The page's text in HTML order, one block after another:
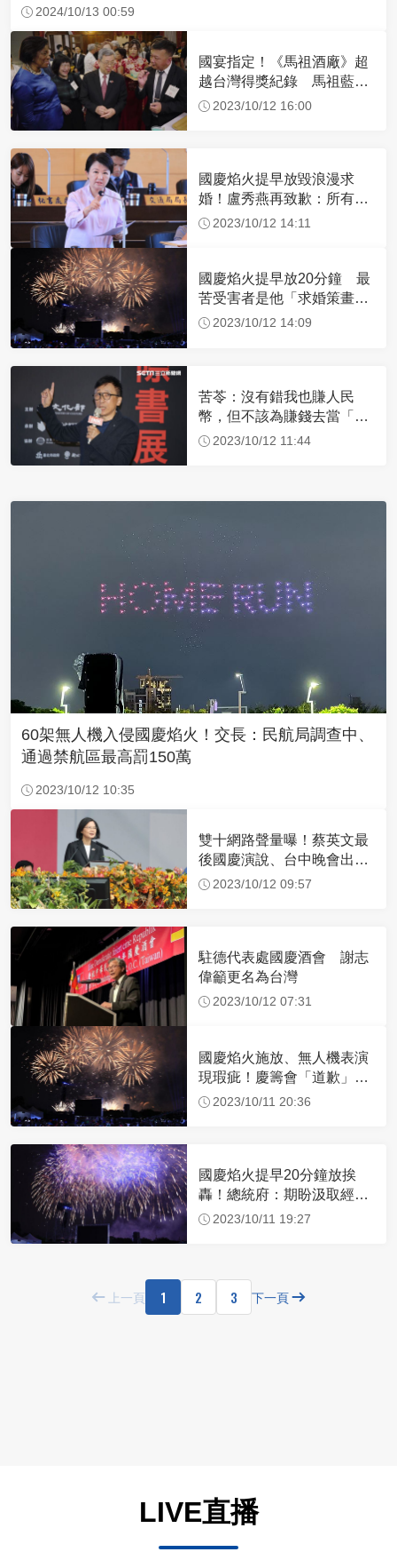
2024/10/13 00:59
國宴指定！《馬祖酒廠》超
越台灣得獎紀錄 馬祖藍眼
淚化身調酒擄獲外賓
2023/10/12 16:00
國慶焰火提早放毀浪漫求
婚！盧秀燕再致歉：所有的
錯台中市府概括承受
2023/10/12 14:11
國慶焰火提早放20分鐘 最
苦受害者是他「求婚策畫半
年全泡湯了」
2023/10/12 14:09
苦苓：沒有錯我也賺人民
幣，但不該為賺錢去當「舔
狗」2023/10/12 11:44
60架無人機入侵國慶焰火！交長：民航局調查中、
通過禁航區最高罰150萬
2023/10/12 10:35
雙十網路聲量曝！蔡英文最
後國慶演說、台中晚會出狀
況成焦點
2023/10/12 09:57
駐德代表處國慶酒會 謝志
偉籲更名為台灣
2023/10/12 07:31
國慶焰火施放、無人機表演
現瑕疵！慶籌會「道歉」：
記取教訓、虛心檢討
2023/10/11 20:36
國慶焰火提早20分鐘放挨
轟！總統府：期盼汲取經
驗，未來更為精進
2023/10/11 19:27
上一頁 1 2 3 下一頁
LIVE直播